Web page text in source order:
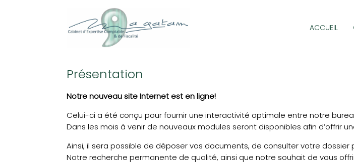
ACCUEIL
Présentation
Notre nouveau site Internet est en ligne!
Celui-ci a été conçu pour fournir une interactivité optimale entre notre
Dans les mois à venir de nouveaux modules seront disponibles afin d’offrir
Ainsi, il sera possible de déposer vos documents, de consulter votre
Notre recherche permanente de qualité, ainsi que notre souhait de vous